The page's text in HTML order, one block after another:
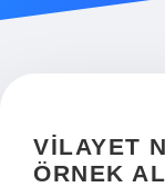
Hakkımızda
VILAYET
ÖRNEK